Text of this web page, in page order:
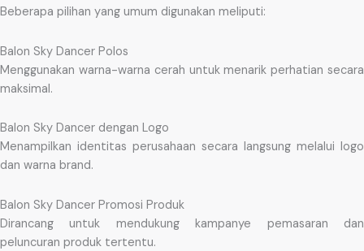
Beberapa pilihan yang umum digunakan meliputi:
Balon Sky Dancer Polos
Menggunakan warna-warna cerah untuk menarik perhatian secara
maksimal.
Balon Sky Dancer dengan Logo
Menampilkan identitas perusahaan secara langsung melalui logo
dan warna brand.
Balon Sky Dancer Promosi Produk
Dirancang untuk mendukung kampanye pemasaran dan
peluncuran produk tertentu.